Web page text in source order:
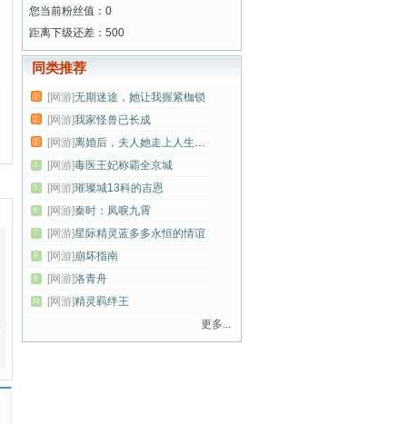
您当前粉丝值：0
距离下级还差：500
同类推荐
1 [网游]无期迷途，她让我握紧枷锁
2 [网游]我家怪兽已长成
3 [网游]离婚后，夫人她走上人生巅峰
4 [网游]毒医王妃称霸全京城
5 [网游]璀璨城13科的吉恩
6 [网游]秦时：凤唳九霄
7 [网游]星际精灵蓝多多永恒的情谊
8 [网游]崩坏指南
9 [网游]洛青舟
10 [网游]精灵羁绊王
更多...